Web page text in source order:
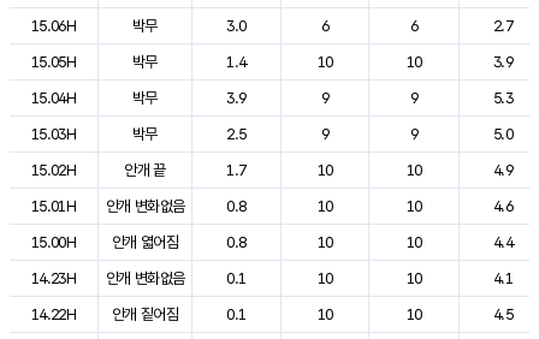
15.06H
박무 3.0 6 6
2.7
15.05H
박무 1.4 10 10
3.9
15.04H
박무 3.9 9 9
5.3
15.03H
박무 2.5 9 9
5.0
15.02H
안개 끝 1.7 10 10
4.9
15.01H
안개 변화없음 0.8 10 10
4.6
15.00H
안개 엷어짐 0.8 10 10
4.4
14.23H
안개 변화없음 0.1 10 10
4.1
14.22H
안개 짙어짐 0.1 10 10
4.5